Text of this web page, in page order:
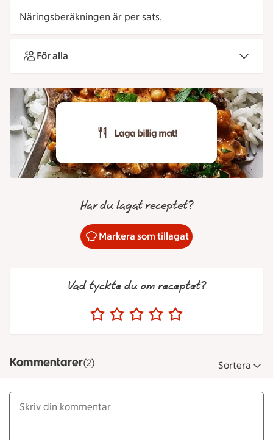
Näringsberäkningen är per sats.
För alla
Har du lagat receptet?
Markera som tillagat
Vad tyckte du om receptet?
Kommentarer(2) Sortera